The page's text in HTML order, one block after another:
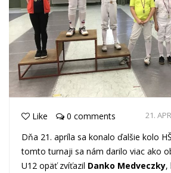
21.
Like
0 comments
Dňa 21. apríla sa konalo ďalšie kolo
tomto turnaji sa nám darilo viac ako
U12 opäť zvíťazil Danko Medveczky,